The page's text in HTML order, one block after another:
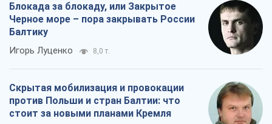
Блокада за блокаду, или Закрытое
Черное море – пора закрывать России
Балтику
Игорь Луценко 8,0 т.
Скрытая мобилизация и провокации
против Польши и стран Балтии: что
стоит за новыми планами Кремля